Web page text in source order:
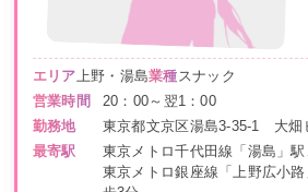
エリア上野・湯島業種スナック
営業時間
20：00～翌1：00
勤務地
東京都文京区湯島3-35-1 大畑
最寄駅
東京メトロ千代田線「湯島」
東京メトロ銀座線「上野広小